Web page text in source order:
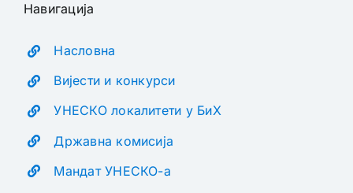
Навигација
Насловна
Вијести и конкурси
УНЕСКО локалитети у БиХ
Државна комисија
Мандат УНЕСКО-а